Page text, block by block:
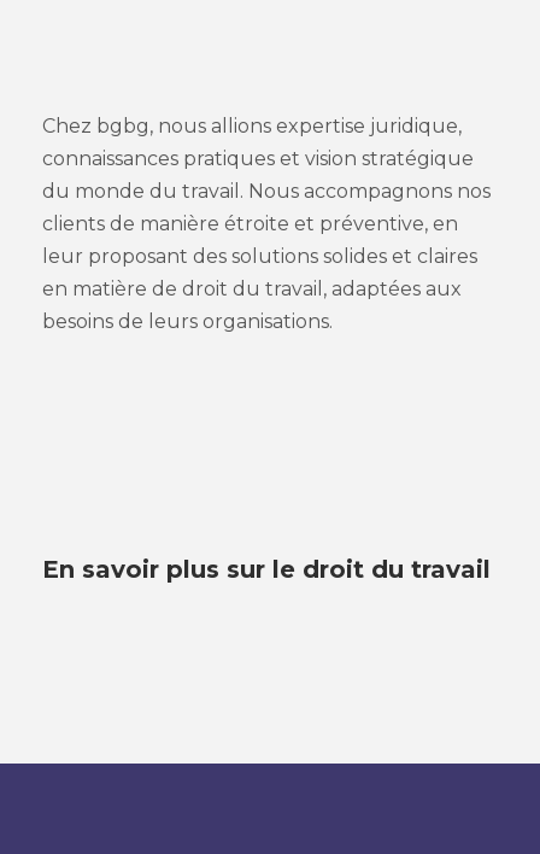
Chez bgbg, nous allions expertise juridique,
connaissances pratiques et vision stratégique
du monde du travail. Nous accompagnons nos
clients de manière étroite et préventive, en
leur proposant des solutions solides et claires
en matière de droit du travail, adaptées aux
besoins de leurs organisations.
En savoir plus sur le droit du travail